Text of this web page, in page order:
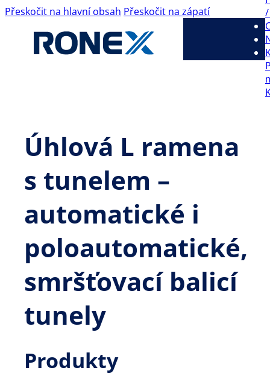
Přeskočit na hlavní obsah Přeskočit na zápatí
Úhlová L ramena
s tunelem –
automatické i
poloautomatické,
smršťovací balicí
tunely
Produkty